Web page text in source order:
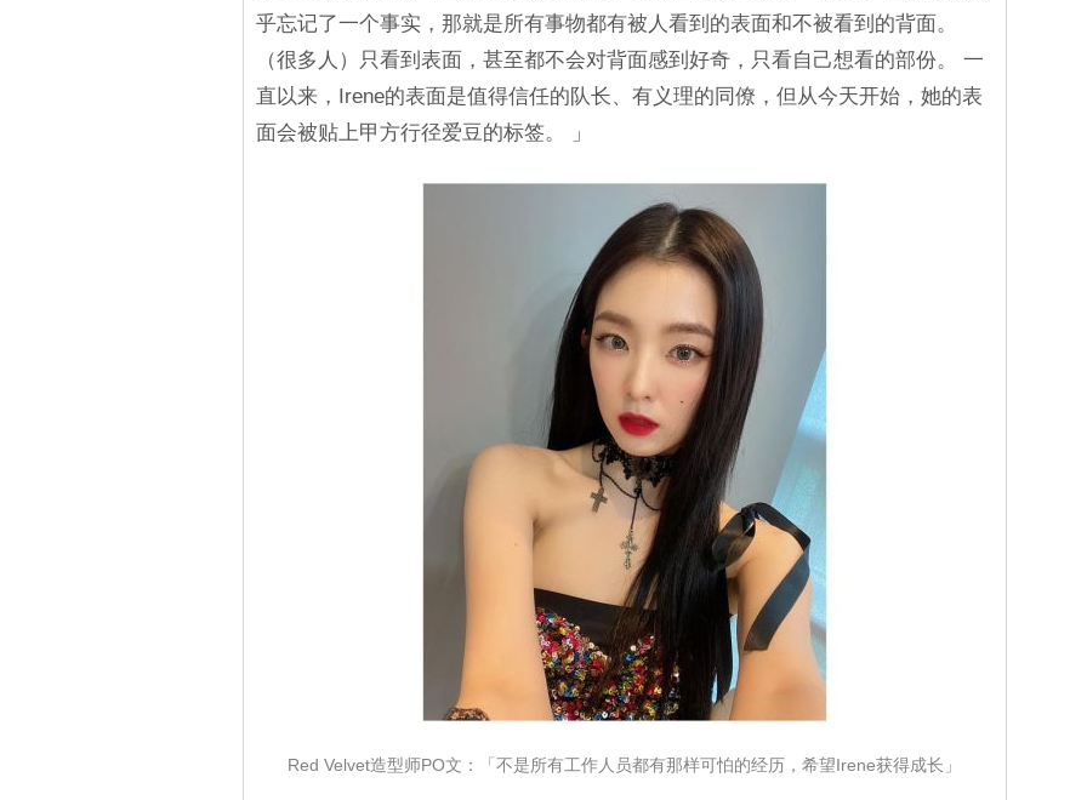
乎忘记了一个事实，那就是所有事物都有被人看到的表面和不被看到的背面。
（很多人）只看到表面，甚至都不会对背面感到好奇，只看自己想看的部份。 一
直以来，Irene的表面是值得信任的队长、有义理的同僚，但从今天开始，她的表
面会被贴上甲方行径爱豆的标签。 」
Red Velvet造型师PO文：「不是所有工作人员都有那样可怕的经历，希望Irene获得成长」